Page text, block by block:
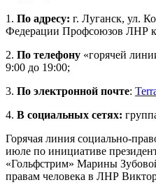
1. По адресу: г. Луганск, ул.
Федерации Профсоюзов ЛНР
2. По телефону «горячей
9:00 до 19:00;
3. По электронной почте:
4. В социальных сетях:
Горячая линия социально-
июле по инициативе
«Гольфстрим» Марины
правам человека в ЛНР